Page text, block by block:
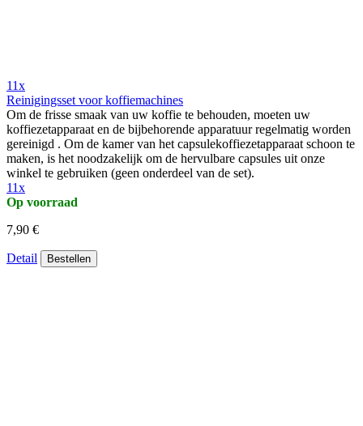
11x
Reinigingsset voor koffiemachines
Om de frisse smaak van uw koffie te behouden, moeten uw
koffiezetapparaat en de bijbehorende apparatuur regelmatig worden
gereinigd . Om de kamer van het capsulekoffiezetapparaat schoon te
maken, is het noodzakelijk om de hervulbare capsules uit onze
winkel te gebruiken (geen onderdeel van de set).
11x
Op voorraad
7,90 €
Detail Bestellen